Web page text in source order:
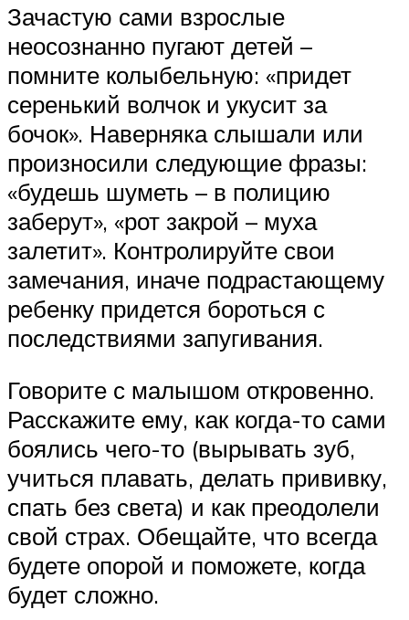
Зачастую сами взрослые
неосознанно пугают детей –
помните колыбельную: «придет
серенький волчок и укусит за
бочок». Наверняка слышали или
произносили следующие фразы:
«будешь шуметь – в полицию
заберут», «рот закрой – муха
залетит». Контролируйте свои
замечания, иначе подрастающему
ребенку придется бороться с
последствиями запугивания.
Говорите с малышом откровенно.
Расскажите ему, как когда-то сами
боялись чего-то (вырывать зуб,
учиться плавать, делать прививку,
спать без света) и как преодолели
свой страх. Обещайте, что всегда
будете опорой и поможете, когда
будет сложно.